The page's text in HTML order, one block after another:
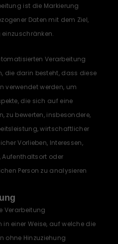
ist die Markierung
Daten mit dem Ziel,
Verarbeitung
die darin besteht, dass diese
verwendet werden, um
die sich auf eine
zu bewerten, insbesondere,
wirtschaftlicher
Vorlieben, Interessen,
Aufenthaltsort oder
Person zu analysieren
Verarbeitung
in einer Weise, auf welche die
ohne Hinzuziehung